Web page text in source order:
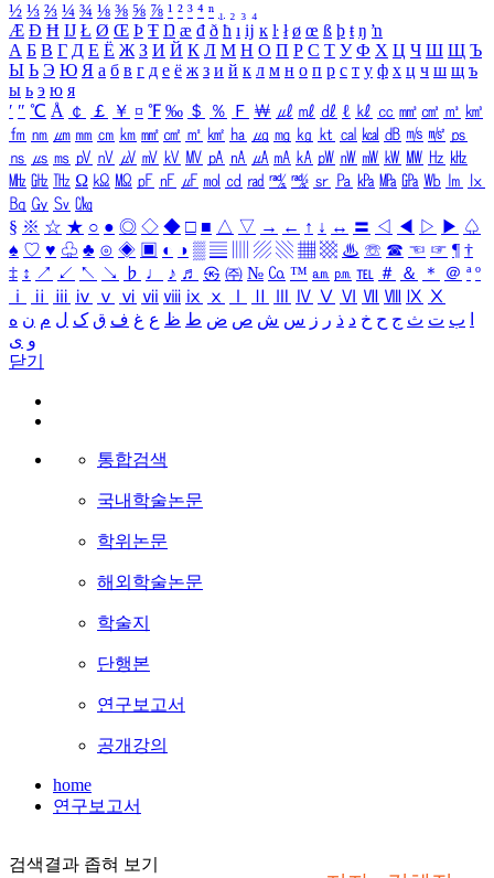
½ ⅓ ⅔ ¼ ¾ ⅛ ⅜ ⅝ ⅞ ¹ ² ³ ⁴ ⁿ ₁ ₂ ₃ ₄
Æ Ð Ħ Ĳ Ł Ø Œ Þ Ŧ Ŋ æ đ ð ħ ı ĳ ĸ ŀ ł ø œ ß þ ŧ ŋ ŉ
А Б В Г Д Е Ё Ж З И Й К Л М Н О П Р С Т У Ф Х Ц Ч Ш Щ Ъ
Ы Ь Э Ю Я а б в г д е ё ж з и й к л м н о п р с т у ф х ц ч ш щ ъ
ы ь э ю я
′ ″ ℃ Å ￠ ￡ ￥ ¤ ℉ ‰ ＄ ％ Ｆ ￦ ㎕ ㎖ ㎗ ℓ ㎘ ㏄ ㎣ ㎤ ㎥ ㎦
㎙ ㎚ ㎛ ㎜ ㎝ ㎞ ㎟ ㎠ ㎡ ㎢ ㏊ ㎍ ㎎ ㎏ ㏏ ㎈ ㎉ ㏈ ㎧ ㎨ ㎰
㎱ ㎲ ㎳ ㎴ ㎵ ㎶ ㎷ ㎸ ㎹ ㎀ ㎁ ㎂ ㎃ ㎄ ㎺ ㎻ ㎽ ㎾ ㎿ ㎐ ㎑
㎒ ㎓ ㎔ Ω ㏀ ㏁ ㎊ ㎋ ㎌ ㏖ ㏅ ㎭ ㎮ ㎯ ㏛ ㎩ ㎪ ㎫ ㎬ ㏝ ㏐
㏓
㏃ ㏉ ㏜ ㏆
§ ※ ☆ ★ ○ ● ◎ ◇ ◆ □ ■ △ ▽ → ← ↑ ↓ ↔ 〓 ◁ ◀ ▷ ▶ ♤
♠ ♡ ♥ ♧ ♣ ⊙ ◈ ▣ ◐ ◑ ▒ ▤ ▨ ▧ ▦ ▩ ♨ ☏ ☎ ☜ ☞ ¶ †
‡ ↕ ↗ ↙ ↖ ↘ ♭ ♩ ♪ ♬ ㉿ ㈜ № ㏇ ™ ㏂ ㏘ ℡ ＃ ＆ ＊ ＠ ª º
ⅰ
ⅱ ⅲ ⅳ ⅴ ⅵ ⅶ ⅷ ⅸ ⅹ Ⅳ Ⅴ Ⅵ Ⅶ Ⅷ Ⅸ Ⅹ
ب ت ث ج ح خ د ذ ر ز س ش ص ض ط ظ ع غ ف ق ک ل م ن ه
و ی
닫기
통합검색
국내학술논문
학위논문
해외학술논문
학술지
단행본
연구보고서
공개강의
home
연구보고서
검색결과 좁혀 보기